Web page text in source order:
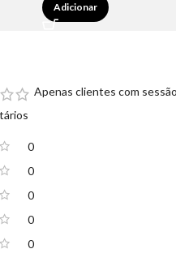
Adicionar
0
0
0
0
0
Apenas clientes com